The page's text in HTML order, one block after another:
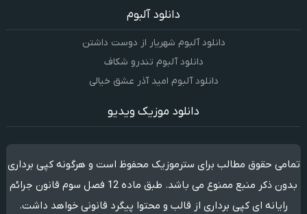
دانلود آلبوم
دانلود آلبوم شهریار از دوست داشتن
دانلود آلبوم تندرو شکاف
دانلود آلبوم امید آذر عشق خیالی
دانلود موزیک ویدیو
تمامی حقوق مطالب برای سترموزیک محفوظ است و هرگونه کپی برداری
بدون ذکر منبع ممنوع می باشد. طبق ماده 12 فصل سوم قانون جرائم
رایانه ای کپی برداری از قالب و محتوا پیگرد قانونی خواهد داشت.